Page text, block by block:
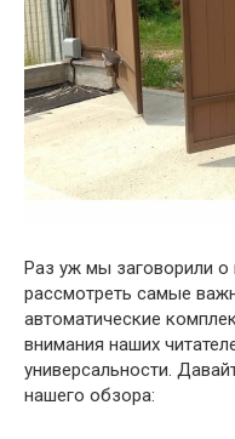
Раз уж мы заговорили о
рассмотреть самые
автоматические
внимания наших
универсальности.
нашего обзора: